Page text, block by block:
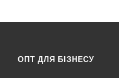
ОПТ ДЛЯ БІЗНЕСУ